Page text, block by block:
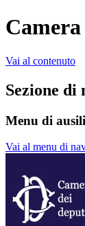
Vai al contenuto
Sezione di
Menu di
Vai al menu di